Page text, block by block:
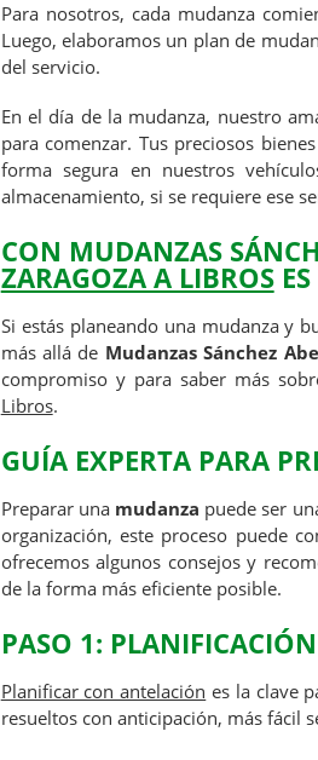
Para nosotros, cada mudanza
Luego, elaboramos un plan de
del servicio.
En el día de la mudanza, nuestro
para comenzar. Tus preciosos
forma segura en nuestros
almacenamiento, si se requiere ese
CON MUDANZAS
ZARAGOZA A LIBROSES
Si estás planeando una mudanza y
más allá de Mudanzas Sánchez
compromiso y para saber más
Libros.
GUÍA EXPERTA PARA
Preparar una mudanza puede ser
organización, este proceso puede
ofrecemos algunos consejos y
de la forma más eficiente posible.
PASO 1:
Planificar con antelación es la clave
resueltos con anticipación, más fácil